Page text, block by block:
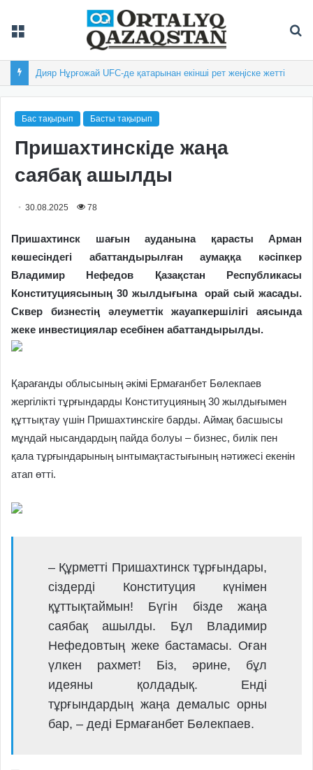
Дияр Нұрғожай UFC-де қатарынан екінші рет жеңіске жетті
Бас тақырып Басты тақырып
Пришахтинскіде жаңа
саябақ ашылды
30.08.2025 78
Пришахтинск шағын ауданына қарасты Арман
көшесіндегі абаттандырылған аумаққа кәсіпкер
Владимир Нефедов Қазақстан Республикасы
Конституциясының 30 жылдығына орай сый жасады.
Сквер бизнестің әлеуметтік жауапкершілігі аясында
жеке инвестициялар есебінен абаттандырылды.
Қарағанды облысының әкімі Ермағанбет Бөлекпаев
жергілікті тұрғындарды Конституцияның 30 жылдығымен
құттықтау үшін Пришахтинскіге барды. Аймақ басшысы
мұндай нысандардың пайда болуы – бизнес, билік пен
қала тұрғындарының ынтымақтастығының нәтижесі екенін
атап өтті.
– Құрметті Пришахтинск тұрғындары,
сіздерді Конституция күнімен
құттықтаймын! Бүгін бізде жаңа
саябақ ашылды. Бұл Владимир
Нефедовтың жеке бастамасы. Оған
үлкен рахмет! Біз, әрине, бұл
идеяны қолдадық. Енді
тұрғындардың жаңа демалыс орны
бар, – деді Ермағанбет Бөлекпаев.